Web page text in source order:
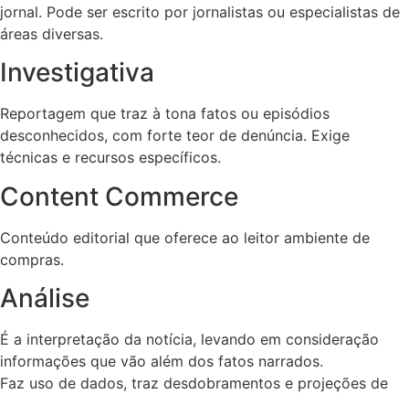
jornal. Pode ser escrito por jornalistas ou especialistas de
áreas diversas.
Investigativa
Reportagem que traz à tona fatos ou episódios
desconhecidos, com forte teor de denúncia. Exige
técnicas e recursos específicos.
Content Commerce
Conteúdo editorial que oferece ao leitor ambiente de
compras.
Análise
É a interpretação da notícia, levando em consideração
informações que vão além dos fatos narrados.
Faz uso de dados, traz desdobramentos e projeções de